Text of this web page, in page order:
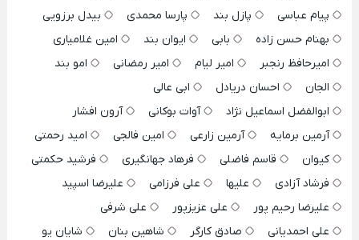
پیام عباسی
پازل بند پارسا محمدی
بیدل برزویی
بهنام حسن زاده
بابی ایوان بند
امین غلامیاری
امیرحافظ رنجبر
امیر لیام امیر رمضانی
امو بند
الجان
احسان دریادل
ابی عالی
ابوالفضل اسماعیل نژاد
آوات بوکانی
آرون افشار
آرمین برمایه
آرمین زارعی امین فالجی
امید رحمتی
کیوان
قاسم فاضلی فرهاد جهانگیری
فرشید حکمتی
فرشاد آزادی
علیها علی فرزامی
علیرضا اسپید
علیرضا رحیم پور
علی عزیزپور
علی شرفی
علی احمدیانی
صادق کارگر شاهین بنان
شایان یو